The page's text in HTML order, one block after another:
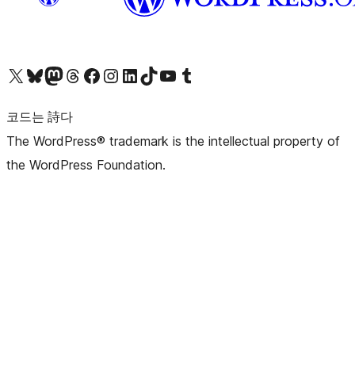
X(이전 트위터) 계정 방문하기블루스카이 계정 방문하기마스토돈 계정 방문하기스레드 계정 방문하기 페이스북 페이지 방문하기인스타그램 계정 방문하기 LinkedIn 계정 방문하기틱톡 계정 방문하기유튜브 채널 방문하기 텀블러 계정 방문하기
코드는 詩다
The WordPress® trademark is the intellectual property of
the WordPress Foundation.